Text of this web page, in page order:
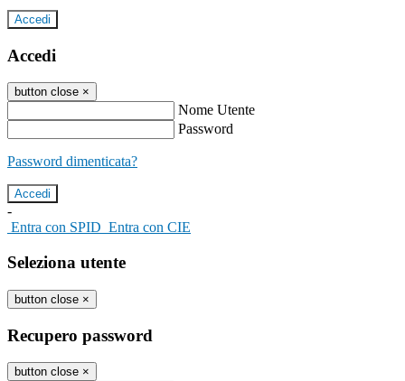
Accedi
Accedi
button close ×
Nome Utente
Password
Password dimenticata?
-
Entra con SPID Entra con CIE
Seleziona utente
button close ×
Recupero password
button close ×